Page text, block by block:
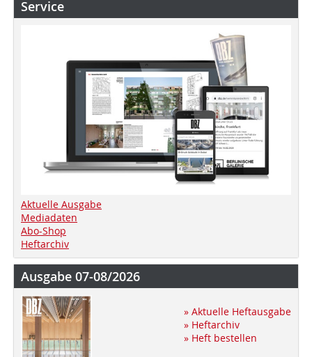
Service
Aktuelle Ausgabe
Mediadaten
Abo-Shop
Heftarchiv
Ausgabe 07-08/2026
» Aktuelle Heftausgabe
» Heftarchiv
» Heft bestellen